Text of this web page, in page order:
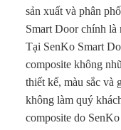
sản xuất và phân
Smart Door chính
Tại SenKo Smart
composite không
thiết kế, màu sắc và
không làm quý
composite do